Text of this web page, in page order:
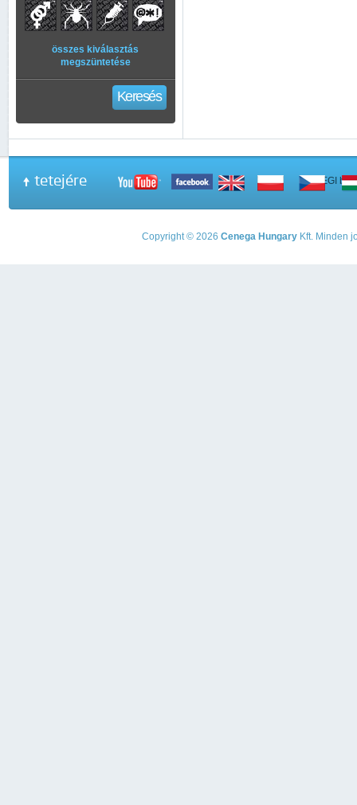
összes kiválasztás
megszüntetése
Keresés
tetejére A PEGI
Copyright © 2026 Cenega Hungary Kft. Minden